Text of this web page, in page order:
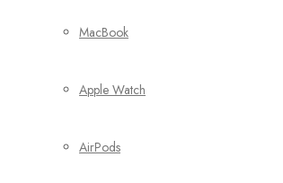
MacBook
Apple Watch
AirPods